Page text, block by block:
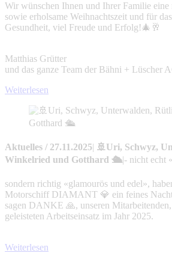
Wir wünschen Ihnen und Ihrer Familie eine
sowie erholsame Weihnachtszeit und für
Gesundheit, viel Freude und Erfolg!🎄🥂
Matthias Grütter
und das ganze Team der Bähni + Lüscher
Weiterlesen
Aktuelles / 27.11.2025| 🚢Uri, Schwyz,
Winkelried und Gotthard 🛳️|- nicht echt
sondern richtig «glamourös und edel»,
Motorschiff DIAMANT 💎 ein feines
sagen DANKE 🙏, unseren
geleisteten Arbeitseinsatz im Jahr 2025.
Weiterlesen